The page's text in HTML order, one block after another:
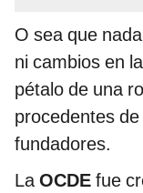
O sea que
ni cambios en la
pétalo de una
procedentes
fundadores.
LaOCDE fue